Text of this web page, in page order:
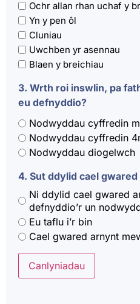
Ochr allan rhan uchaf y
Yn y pen ôl
Cluniau
Uwchben yr asennau
Blaen y breichiau
3. Wrth roi inswlin, pa
eu defnyddio?
Nodwyddau cyffredin
Nodwyddau cyffredin
Nodwyddau diogelwch
4. Sut ddylid cael
Ni ddylid cael gwared
defnyddio’r un
Eu taflu i’r bin
Cael gwared arnynt
Canlyniadau